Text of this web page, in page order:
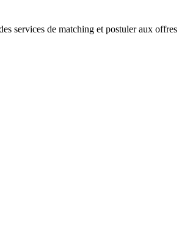
services de matching et postuler aux offres